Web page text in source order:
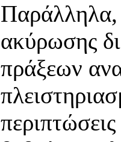
Παράλληλα,
ακύρωσης
πράξεων